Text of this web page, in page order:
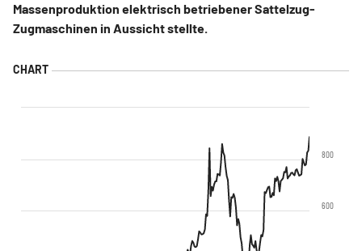
Massenproduktion elektrisch betriebener Sattelzug-
Zugmaschinen in Aussicht stellte.
600
800